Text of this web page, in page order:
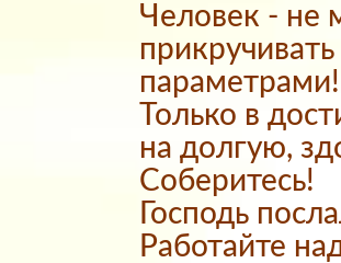
Человек - не
параметрами!
Только в
на долгую,
Соберитесь!
Господь
Работайте